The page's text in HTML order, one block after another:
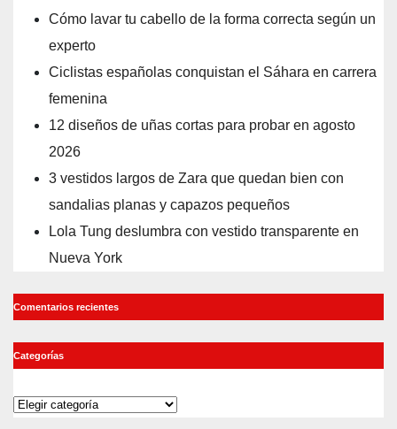
Cómo lavar tu cabello de la forma correcta según un
experto
Ciclistas españolas conquistan el Sáhara en carrera
femenina
12 diseños de uñas cortas para probar en agosto
2026
3 vestidos largos de Zara que quedan bien con
sandalias planas y capazos pequeños
Lola Tung deslumbra con vestido transparente en
Nueva York
Comentarios recientes
Categorías
Categorías